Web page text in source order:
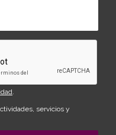
servicios y